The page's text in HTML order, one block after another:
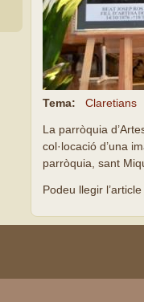
Tema: Claretians
La parròquia
col·locació d’una
parròquia, sant
Podeu llegir